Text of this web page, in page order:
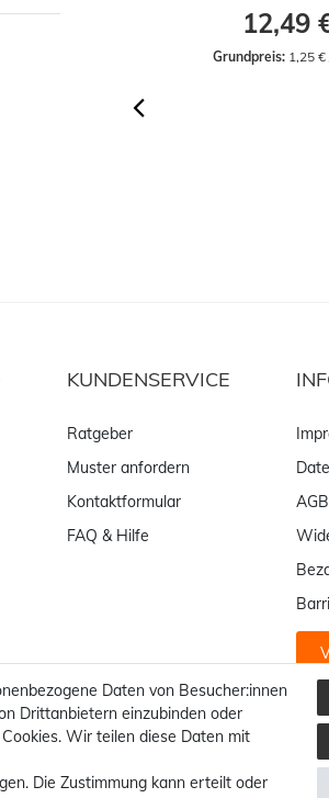
12,49
Grundpreis: 1,25 €
KUNDENSERVICE
Ratgeber
Muster anfordern
Kontaktformular
FAQ & Hilfe
AGB
Daten von Besucher:innen
Drittanbietern einzubinden oder
Wir teilen diese Daten mit
Die Zustimmung kann erteilt oder